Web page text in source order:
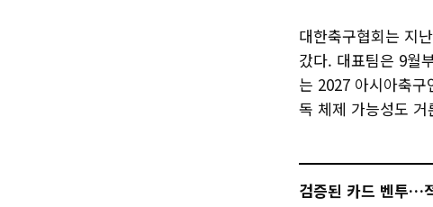
대한축구협회는 지
갔다. 대표팀은 9월
는 2027 아시아축
독 체제 가능성도 거
검증된 카드 벤투…